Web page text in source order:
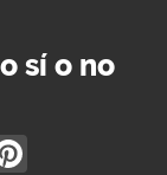
sí o no